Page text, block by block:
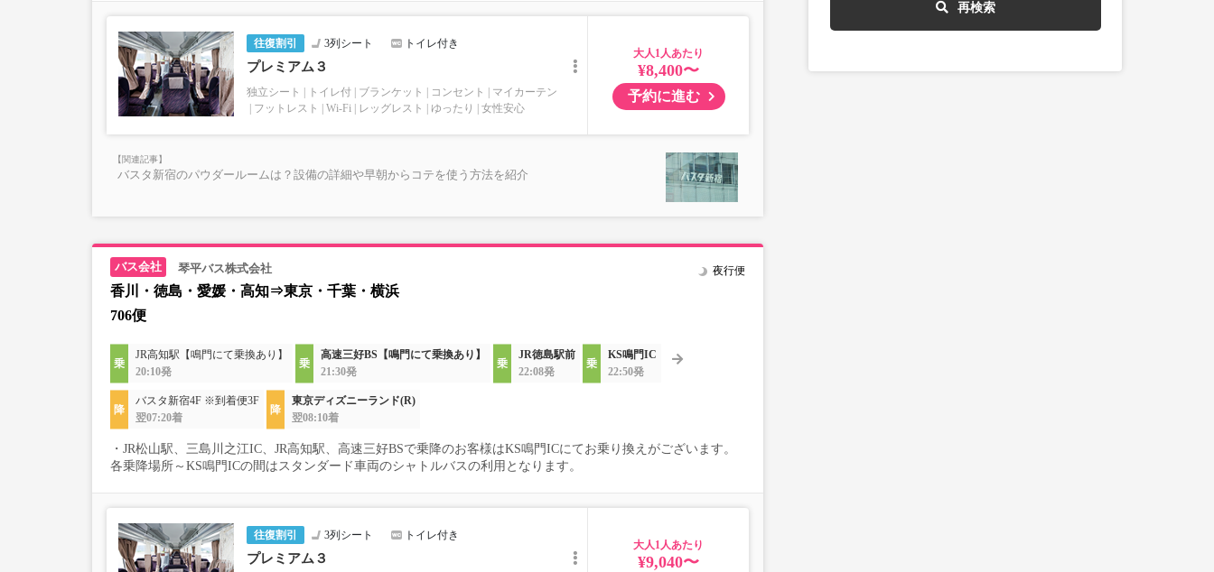
往復割引 3列シート トイレ付き
プレミアム３
独立シート トイレ付 ブランケット コンセント
マイカーテン
フットレスト
Wi-Fi レッグレスト ゆったり 女性安心
大人
¥8,400〜
予約に進む
バスタ新宿のパウダールームは？設備の詳細や早朝からコテを使う方法を紹介
琴平バス株式会社
香川・徳島・愛媛・高知⇒東京・千葉・横浜
706便
夜行便
JR高知駅【鳴門にて乗換あり】
20:10発
高速三好BS【鳴門にて乗換あり】
21:30発
JR徳島駅前
22:08発
KS鳴門IC
22:50発
バスタ新宿4F ※到着便3F
翌07:20着
東京ディズニーランド(R)
翌08:10着
・JR松山駅、三島川之江IC、JR高知駅、高速三好BSで乗降のお客様はKS鳴門ICにてお乗り換えがございます。
各乗降場所～KS鳴門ICの間はスタンダード車両のシャトルバスの利用となります。
往復割引 3列シート トイレ付き
プレミアム３
大人
¥9,040〜
再検索